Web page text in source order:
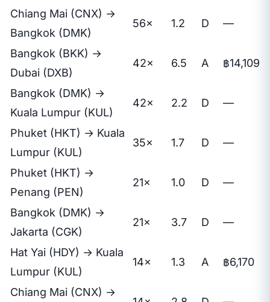
Chiang Mai (CNX) →
Bangkok (DMK)
56× 1.2 D —
Bangkok (BKK) →
Dubai (DXB)
42× 6.5 A ฿14,109
Bangkok (DMK) →
Kuala Lumpur (KUL)
42× 2.2 D —
Phuket (HKT) → Kuala
Lumpur (KUL)
35× 1.7 D —
Phuket (HKT) →
Penang (PEN)
21× 1.0 D —
Bangkok (DMK) →
Jakarta (CGK)
21× 3.7 D —
Hat Yai (HDY) → Kuala
Lumpur (KUL)
14× 1.3 A ฿6,170
Chiang Mai (CNX) →